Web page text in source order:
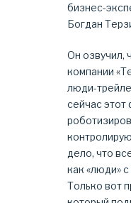
бизнес-
Богдан
Он озвучил,
компании
люди-
сейчас
дело, что
как «люди»
Только вот